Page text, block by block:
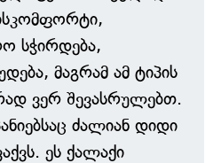
სჭირდება,
მაგრამ ამ ტიპის
ვერ შევასრულებთ.
ძალიან დიდი
ეს ქალაქი